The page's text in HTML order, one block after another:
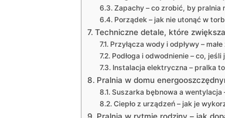
Zapachy – co zrobić, by pralnia
Porządek – jak nie utonąć w
Techniczne detale, które
Przyłącza wody i odpływy –
Podłoga i odwodnienie – co, jeśli
Instalacja elektryczna – pralka
Pralnia w domu
Suszarka bębnowa a wentylacja
Ciepło z urządzeń – jak je